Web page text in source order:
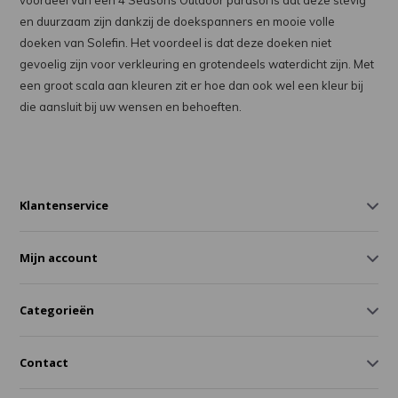
en duurzaam zijn dankzij de doekspanners en mooie volle
doeken van Solefin. Het voordeel is dat deze doeken niet
gevoelig zijn voor verkleuring en grotendeels waterdicht zijn. Met
een groot scala aan kleuren zit er hoe dan ook wel een kleur bij
die aansluit bij uw wensen en behoeften.
Klantenservice
Mijn account
Categorieën
Contact